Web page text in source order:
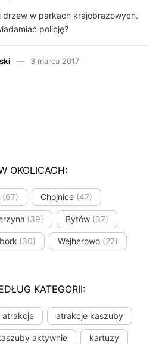
drzew w parkach krajobrazowych.
policję?
3 marca 2017
OKOLICACH:
(67) Chojnice (47)
(39) Bytów (37)
(30) Wejherowo (27)
KATEGORII:
atrakcje atrakcje kaszuby
aktywnie kartuzy